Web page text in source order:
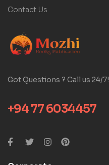
Contact Us
Got Questions ? Call us 24/7!
+94 77 6034457